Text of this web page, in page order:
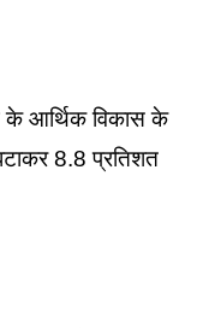
के आर्थिक विकास के
8.8 प्रतिशत